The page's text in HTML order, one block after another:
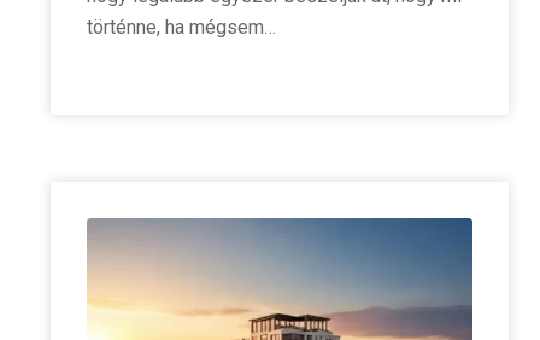
történne, ha mégsem…